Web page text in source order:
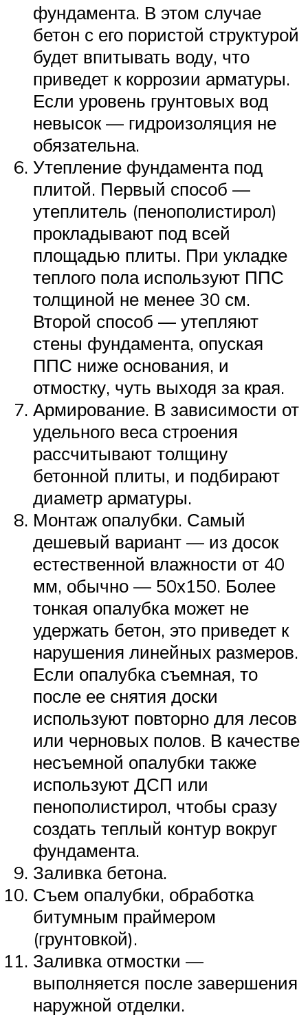
фундамента. В этом случае
бетон с его пористой структурой
будет впитывать воду, что
приведет к коррозии арматуры.
Если уровень грунтовых вод
невысок — гидроизоляция не
обязательна.
Утепление фундамента под
плитой. Первый способ —
утеплитель (пенополистирол)
прокладывают под всей
площадью плиты. При укладке
теплого пола используют ППС
толщиной не менее 30 см.
Второй способ — утепляют
стены фундамента, опуская
ППС ниже основания, и
отмостку, чуть выходя за края.
Армирование. В зависимости от
удельного веса строения
рассчитывают толщину
бетонной плиты, и подбирают
диаметр арматуры.
Монтаж опалубки. Самый
дешевый вариант — из досок
естественной влажности от 40
мм, обычно — 50х150. Более
тонкая опалубка может не
удержать бетон, это приведет к
нарушения линейных размеров.
Если опалубка съемная, то
после ее снятия доски
используют повторно для лесов
или черновых полов. В качестве
несъемной опалубки также
используют ДСП или
пенополистирол, чтобы сразу
создать теплый контур вокруг
фундамента.
Заливка бетона.
Съем опалубки, обработка
битумным праймером
(грунтовкой).
Заливка отмостки —
выполняется после завершения
наружной отделки.